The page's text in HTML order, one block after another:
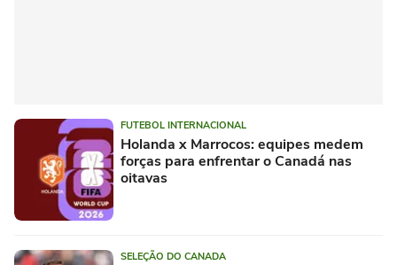
FUTEBOL INTERNACIONAL
Holanda x Marrocos: equipes medem
forças para enfrentar o Canadá nas
oitavas
SELEÇÃO DO CANADA